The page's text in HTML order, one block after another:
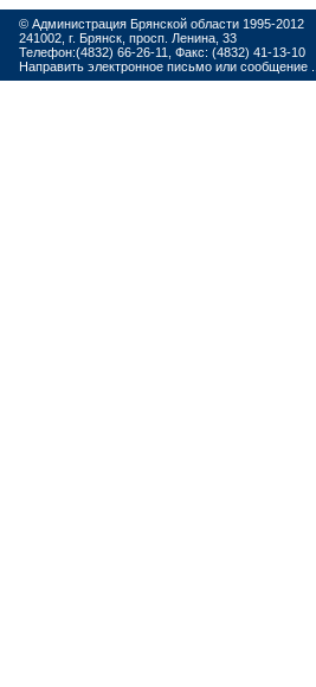
© Администрация Брянской области 1995-2012
241002, г. Брянск, просп. Ленина, 33
Телефон:(4832) 66-26-11, Факс: (4832) 41-13-10
Направить электронное письмо или сообщение ...